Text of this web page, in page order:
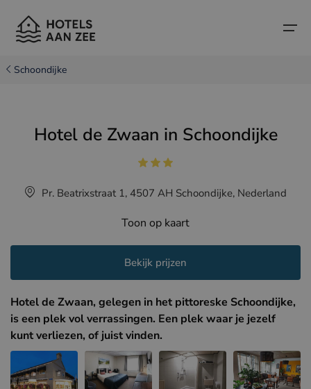
Populaire badsteden
Populaire badsteden
Hotels in Knokke (BE)
Hotels in Brugge (BE)
Hotels in Blankenberge (BE)
Hotels in Middelkerke (BE)
Hotels in Sluis (NL)
Hotels in Renesse (NL)
Hotels in Duinkerke (FR)
Landen
Nederlandse kust
Noord-Franse kust
Schoondijke
Hotel de Zwaan in Schoondijke
Pr. Beatrixstraat 1, 4507 AH Schoondijke, Nederland
Toon op kaart
Bekijk prijzen
Hotel de Zwaan, gelegen in het pittoreske Schoondijke,
is een plek vol verrassingen. Een plek waar je jezelf
kunt verliezen, of juist vinden.